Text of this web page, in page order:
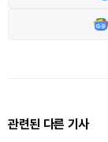
관련된 다른 기사